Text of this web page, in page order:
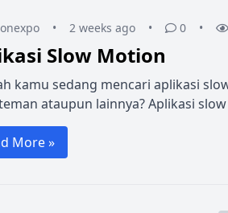
• 2 weeks ago • 0 •
Slow Motion
kamu sedang mencari aplikasi
ataupun lainnya? Aplikasi
More »